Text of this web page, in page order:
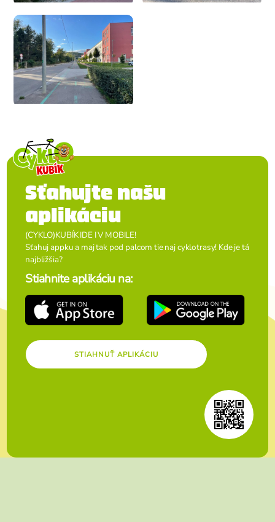
Sťahujte našu
aplikáciu
(CYKLO)KUBÍK IDE I V MOBILE!
Sťahuj appku a maj tak pod palcom tie naj cyklotrasy! Kde je tá
najbližšia?
Stiahnite aplikáciu na:
STIAHNUŤ APLIKÁCIU